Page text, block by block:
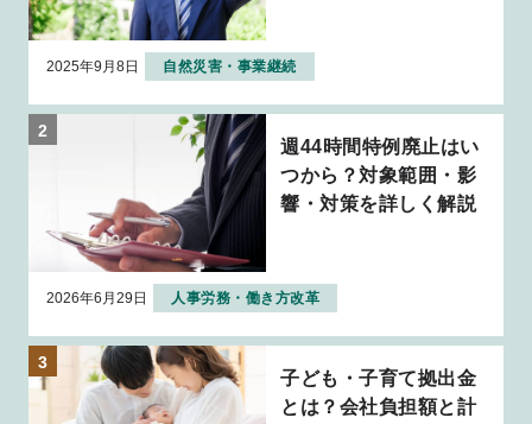
2025年9月8日 自然災害・事業継続
週44時間特例廃止はい
つから？対象範囲・影
響・対策を詳しく解説
2026年6月29日 人事労務・働き方改革
子ども・子育て拠出金
とは？会社負担額と計